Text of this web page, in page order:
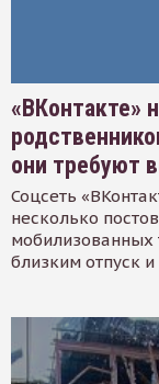
«ВКонтакте»
они требуют
Соцсеть
несколько
мобилизованных
близким отпуск